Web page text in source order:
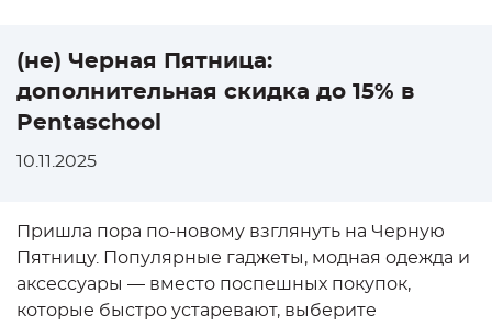
(не) Черная Пятница:
дополнительная скидка до 15% в
Pentaschool
10.11.2025
Пришла пора по-новому взглянуть на Черную
Пятницу. Популярные гаджеты, модная одежда и
аксессуары — вместо поспешных покупок,
которые быстро устаревают, выберите